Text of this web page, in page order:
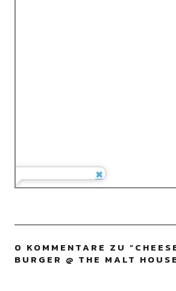
0 KOMMENTARE ZU “
BURGER @ THE MALT HOUSE